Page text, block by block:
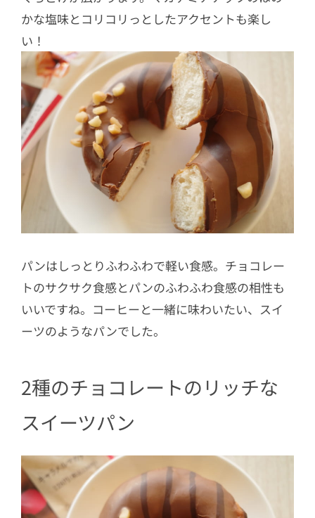
かな塩味とコリコリっとしたアクセントも楽し
い！
パンはしっとりふわふわで軽い食感。チョコレー
トのサクサク食感とパンのふわふわ食感の相性も
いいですね。コーヒーと一緒に味わいたい、スイ
ーツのようなパンでした。
2種のチョコレートのリッチな
スイーツパン